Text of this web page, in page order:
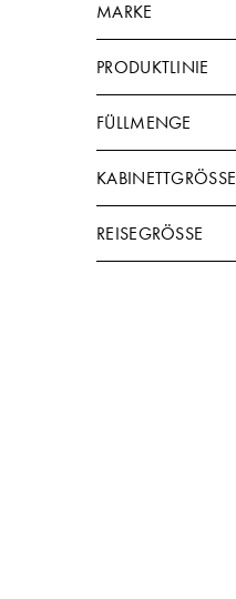
MARKE
PRODUKTLINIE
FÜLLMENGE
KABINETTGRÖSSE
REISEGRÖSSE